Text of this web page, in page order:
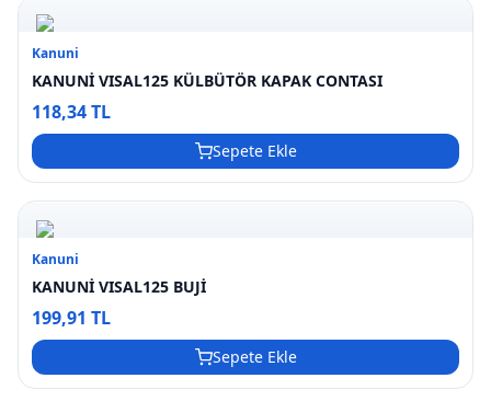
Kanuni
KANUNİ VISAL125 KÜLBÜTÖR KAPAK CONTASI
118,34 TL
Sepete Ekle
Kanuni
KANUNİ VISAL125 BUJİ
199,91 TL
Sepete Ekle